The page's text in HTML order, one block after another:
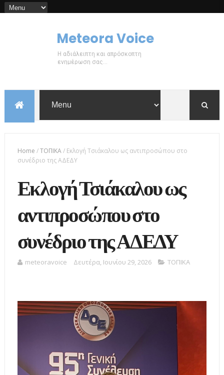
Meteora Voice
Η αδιάλειπτη και απρόσκοπτη
ενημέρωση σας...
Home /ΤΟΠΙΚΑ/ Εκλογή Τσιάκαλου ως αντιπροσώπου στο
συνέδριο της ΑΔΕΔΥ
Εκλογή Τσιάκαλου ως
αντιπροσώπου στο
συνέδριο της ΑΔΕΔΥ
meteoravoice Δευτέρα, Ιουνίου 29, 2026 ΤΟΠΙΚΑ